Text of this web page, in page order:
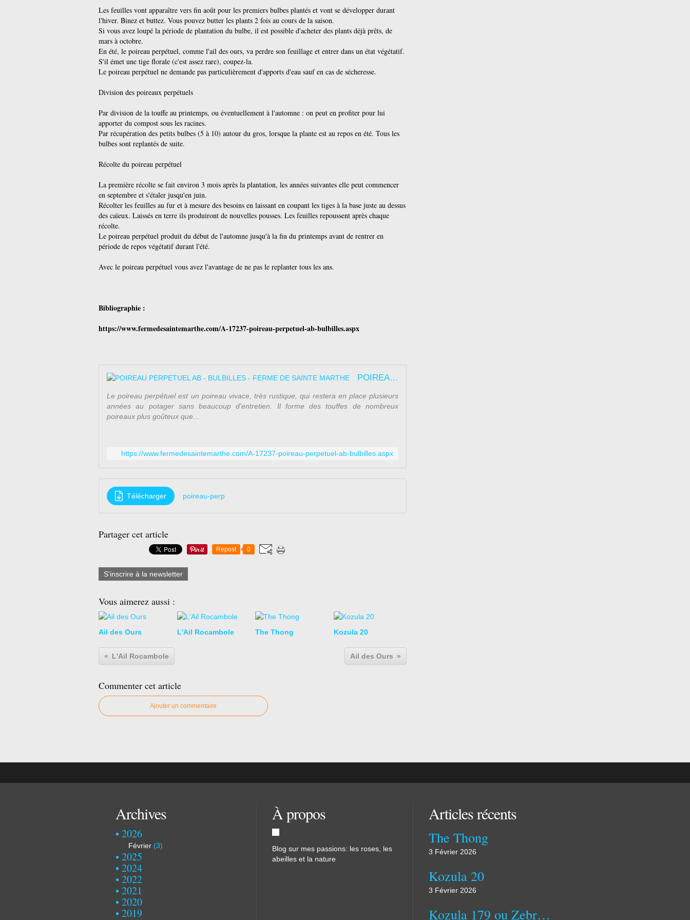
Les feuilles vont apparaître vers fin août pour les premiers bulbes plantés et vont se développer durant
l'hiver. Binez et buttez. Vous pouvez butter les plants 2 fois au cours de la saison.
Si vous avez loupé la période de plantation du bulbe, il est possible d'acheter des plants déjà prêts, de
mars à octobre.
En été, le poireau perpétuel, comme l'ail des ours, va perdre son feuillage et entrer dans un état végétatif.
S'il émet une tige florale (c'est assez rare), coupez-la.
Le poireau perpétuel ne demande pas particulièrement d'apports d'eau sauf en cas de sécheresse.
Division des poireaux perpétuels
Par division de la touffe au printemps, ou éventuellement à l'automne : on peut en profiter pour lui
apporter du compost sous les racines.
Par récupération des petits bulbes (5 à 10) autour du gros, lorsque la plante est au repos en été. Tous les
bulbes sont replantés de suite.
Récolte du poireau perpétuel
La première récolte se fait environ 3 mois après la plantation, les années suivantes elle peut commencer
en septembre et s'étaler jusqu'en juin.
Récolter les feuilles au fur et à mesure des besoins en laissant en coupant les tiges à la base juste au dessus
des caïeux. Laissés en terre ils produiront de nouvelles pousses. Les feuilles repoussent après chaque
récolte.
Le poireau perpétuel produit du début de l'automne jusqu'à la fin du printemps avant de rentrer en
période de repos végétatif durant l'été.
Avec le poireau perpétuel vous avez l'avantage de ne pas le replanter tous les ans.
Bibliographie :
https://www.fermedesaintemarthe.com/A-17237-poireau-perpetuel-ab-bulbilles.aspx
POIREAU PERPETUEL AB - BULBILLES - FERME DE SAINTE MARTHE
Le poireau perpétuel est un poireau vivace, très rustique, qui restera en place plusieurs
années au potager sans beaucoup d'entretien. Il forme des touffes de nombreux
poireaux plus goûteux que...
https://www.fermedesaintemarthe.com/A-17237-poireau-perpetuel-ab-bulbilles.aspx
Télécharger poireau-perp
Partager cet article
Repost 0
S'inscrire à la newsletter
Vous aimerez aussi :
Ail des Ours L'Ail Rocambole The Thong Kozula 20
L'Ail Rocambole Ail des Ours
Commenter cet article
Ajouter un commentaire
Archives
2026
Février (3)
2025
2024
2022
2021
2020
2019
À propos
Blog sur mes passions: les roses, les
abeilles et la nature
Articles récents
The Thong
3 Février 2026
Kozula 20
3 Février 2026
Kozula 179 ou Zebra zolta